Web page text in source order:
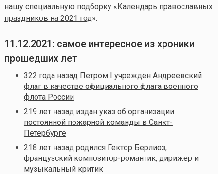
нашу специальную подборку «Календарь православных
праздников на 2021 год».
11.12.2021: самое интересное из хроники
прошедших лет
322 года назад Петром I учрежден Андреевский
флаг в качестве официального флага военного
флота России
219 лет назад издан указ об организации
постоянной пожарной команды в Санкт-
Петербурге
218 лет назад родился Гектор Берлиоз,
французский композитор-романтик, дирижер и
музыкальный критик